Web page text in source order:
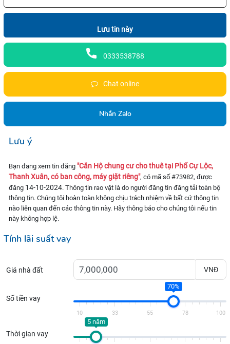
Lưu tin này
0333538788
Chat online
Nhắn Zalo
Lưu ý
Bạn đang xem tin đăng "Căn Hộ chung cư cho thuê tại Phố Cự Lộc,
Thanh Xuân, có ban công, máy giặt riêng", có mã số #73982, được
đăng 14-10-2024. Thông tin rao vặt là do người đăng tin đăng tải toàn bộ
thông tin. Chúng tôi hoàn toàn không chịu trách nhiệm về bất cứ thông tin
nào liên quan đến các thông tin này. Hãy thông báo cho chúng tôi nếu tin
này không hợp lệ.
Tính lãi suất vay
Giá nhà đất VNĐ
Số tiền vay
70%
10 33 55 78 100
Thời gian vay
5 năm